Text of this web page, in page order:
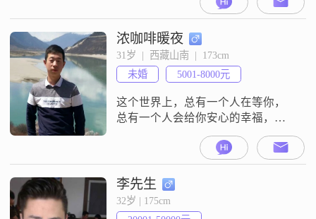
浓咖啡暖夜
31岁  |  西藏山南  |  173cm
未婚
5001-8000元
这个世界上，总有一个人在等你，
总有一个人会给你安心的幸福，总
有一个人会陪你到老
李先生
32岁 | 175cm